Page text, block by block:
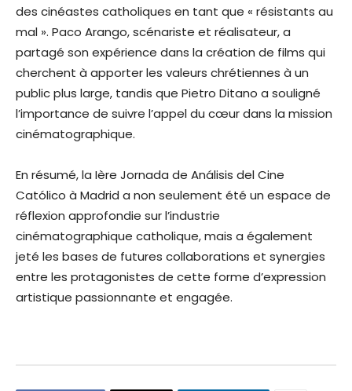
des cinéastes catholiques en tant que « résistants au
mal ». Paco Arango, scénariste et réalisateur, a
partagé son expérience dans la création de films qui
cherchent à apporter les valeurs chrétiennes à un
public plus large, tandis que Pietro Ditano a souligné
l’importance de suivre l’appel du cœur dans la mission
cinématographique.
En résumé, la Ière Jornada de Análisis del Cine
Católico à Madrid a non seulement été un espace de
réflexion approfondie sur l’industrie
cinématographique catholique, mais a également
jeté les bases de futures collaborations et synergies
entre les protagonistes de cette forme d’expression
artistique passionnante et engagée.